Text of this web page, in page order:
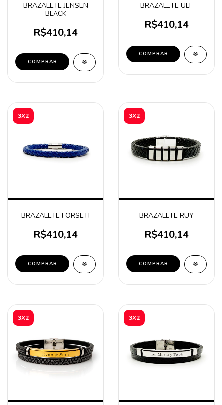
BRAZALETE JENSEN
BLACK
R$410,14
COMPRAR
BRAZALETE ULF
R$410,14
COMPRAR
3X2
BRAZALETE FORSETI
R$410,14
COMPRAR
3X2
BRAZALETE RUY
R$410,14
COMPRAR
3X2 3X2